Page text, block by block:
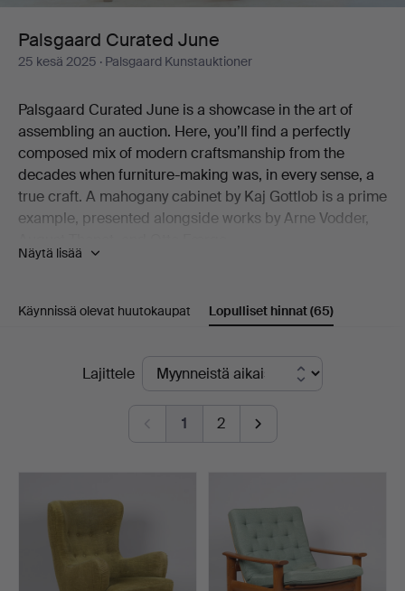
Palsgaard Curated June
25 kesä 2025 · Palsgaard Kunstauktioner
Palsgaard Curated June is a showcase in the art of
assembling an auction. Here, you’ll find a perfectly
composed mix of modern craftsmanship from the
decades when furniture-making was, in every sense, a
true craft. A mahogany cabinet by Kaj Gottlob is a prime
example, presented alongside works by Arne Vodder,
as does the rattan lamp by R. Wengler (not to be
Axel Saalto—an artist who needs no further introduction
—and he is also represented by a bowl of exceptional
Of note are several standout furniture pieces from the
Warmly welcome!
Näytä lisää
Käynnissä olevat huutokaupat Lopulliset hinnat(65)
LopullisetLajittele
1 2